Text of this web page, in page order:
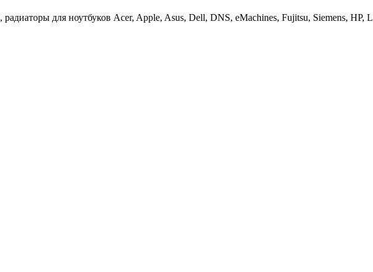
для ноутбуков Acer, Apple, Asus, Dell, DNS, eMachines, Fujitsu, Siemens, HP,